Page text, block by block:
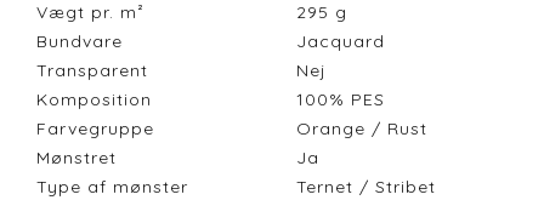
Vægt pr. m²
295 g
Bundvare
Jacquard
Transparent
Nej
Komposition
100% PES
Farvegruppe
Orange / Rust
Mønstret
Ja
Type af mønster
Ternet / Stribet